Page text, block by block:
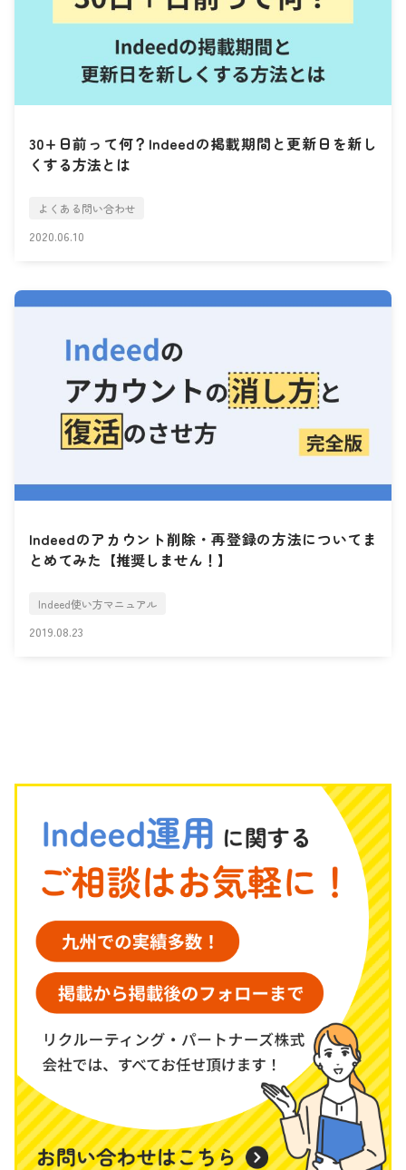
30+日前って何？Indeedの掲載期間と更新日を新し
くする方法とは
よくある問い合わせ
2020.06.10
Indeedのアカウント削除・再登録の方法についてま
とめてみた【推奨しません！】
Indeed使い方マニュアル
2019.08.23